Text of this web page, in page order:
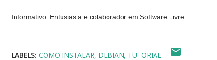
Informativo: Entusiasta e colaborador em Software Livre.
LABELS: COMO INSTALAR DEBIAN TUTORIAL